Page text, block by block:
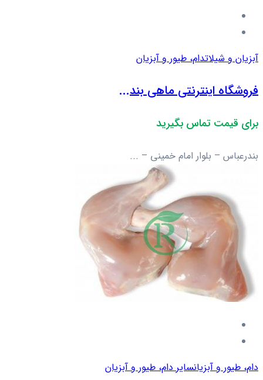
آبزیان و شیلاتدام، طیور و آبزیان
فروشگاه اینترنتی ماهی بند...
برای قیمت تماس بگیرید
بندرعباس – بلوار امام خمینی – ...
دام، طیور و آبزیانسایر دام، طیور و آبزیان